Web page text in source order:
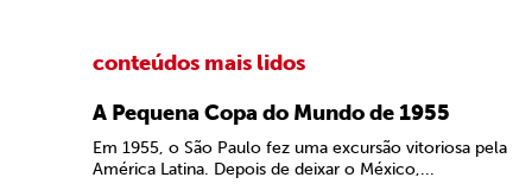
conteúdos mais lidos
A Pequena Copa do Mundo de 1955
Em 1955, o São Paulo fez uma excursão vitoriosa pela
América Latina. Depois de deixar o México,...